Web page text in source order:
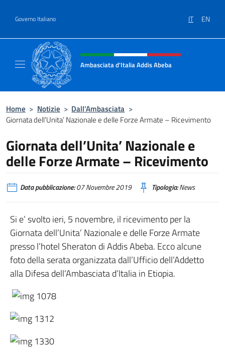
Governo Italiano IT EN
Intestazione sito, social e menù
Ambasciata d'Italia Addis Abeba
Home > Notizie > Dall’Ambasciata >
Giornata dell’Unita’ Nazionale e delle Forze Armate – Ricevimento
Giornata dell’Unita’ Nazionale e
delle Forze Armate – Ricevimento
Data pubblicazione:07 Novembre 2019 Tipologia:News
Si e’ svolto ieri, 5 novembre, il ricevimento per la
Giornata dell’Unita’ Nazionale e delle Forze Armate
presso l’hotel Sheraton di Addis Abeba. Ecco alcune
foto della serata organizzata dall’Ufficio dell’Addetto
alla Difesa dell’Ambasciata d’Italia in Etiopia.